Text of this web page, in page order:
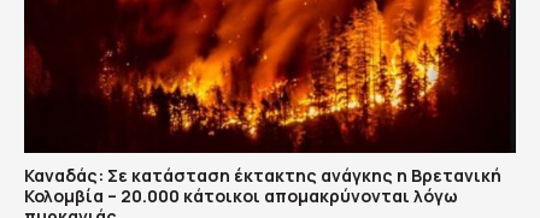
Καναδάς: Σε κατάσταση έκτακτης ανάγκης η Βρετανική
Κολομβία – 20.000 κάτοικοι απομακρύνονται λόγω